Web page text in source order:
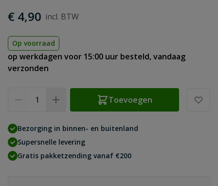
€ 4,90
Op voorraad
op werkdagen voor 15:00 uur besteld, vandaag
verzonden
Toevoegen
Bezorging in binnen- en buitenland
Supersnelle levering
Gratis pakketzending vanaf €200